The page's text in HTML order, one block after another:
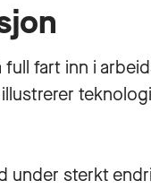
fart inn i
under sterkt